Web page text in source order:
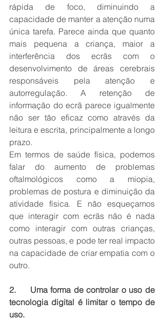
rápida de foco, diminuindo a
capacidade de manter a atenção numa
única tarefa. Parece ainda que quanto
mais pequena a criança, maior a
interferência dos ecrãs com o
desenvolvimento de áreas cerebrais
responsáveis pela atenção e
autorregulação. A retenção de
informação do ecrã parece igualmente
não ser tão eficaz como através da
leitura e escrita, principalmente a longo
prazo.
Em termos de saúde física, podemos
falar do aumento de problemas
oftalmológicos como a miopia,
problemas de postura e diminuição da
atividade física. E não esqueçamos
que interagir com ecrãs não é nada
como interagir com outras crianças,
outras pessoas, e pode ter real impacto
na capacidade de criar empatia com o
outro.
2.     Uma forma de controlar o uso de
tecnologia digital é limitar o tempo de
uso.